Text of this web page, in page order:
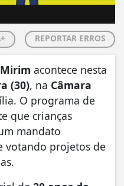
REPORTAR ERROS
acontece nesta
(30), na Câmara
O programa de
que crianças
mandato
votando projetos de